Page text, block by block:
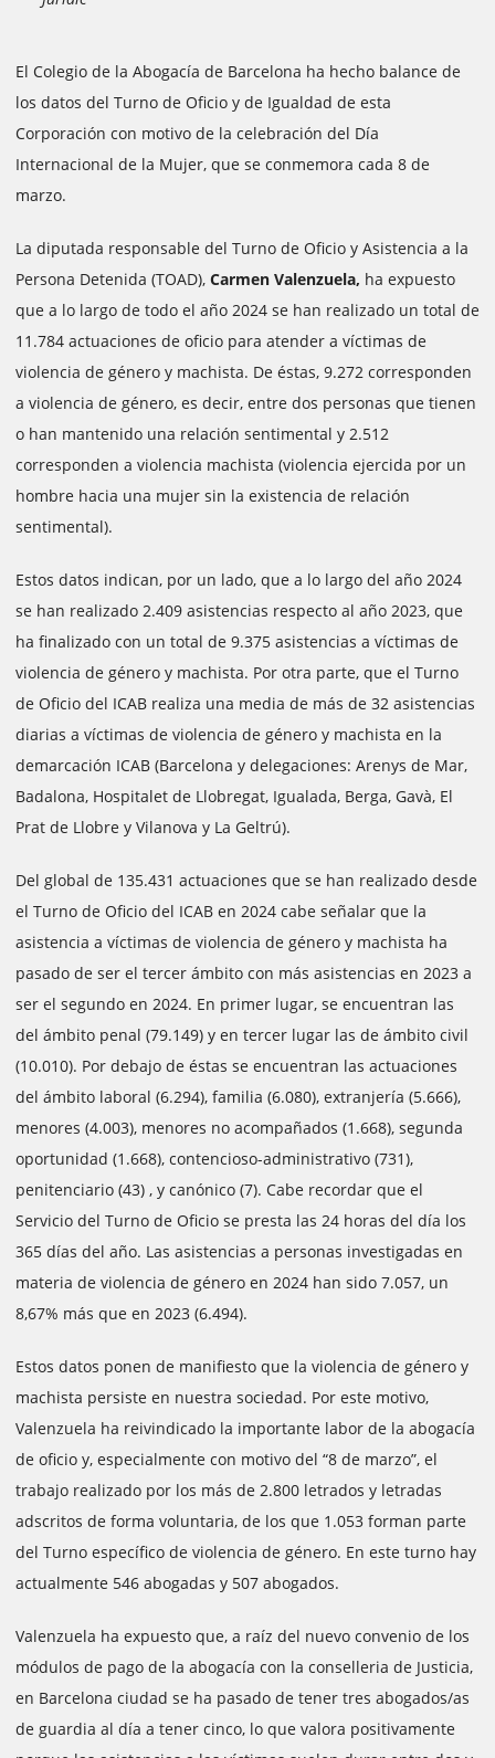
El Colegio de la Abogacía de Barcelona ha hecho balance de
los datos del Turno de Oficio y de Igualdad de esta
Corporación con motivo de la celebración del Día
Internacional de la Mujer, que se conmemora cada 8 de
marzo.
La diputada responsable del Turno de Oficio y Asistencia a la
Persona Detenida (TOAD), Carmen Valenzuela, ha expuesto
que a lo largo de todo el año 2024 se han realizado un total de
11.784 actuaciones de oficio para atender a víctimas de
violencia de género y machista. De éstas, 9.272 corresponden
a violencia de género, es decir, entre dos personas que tienen
o han mantenido una relación sentimental y 2.512
corresponden a violencia machista (violencia ejercida por un
hombre hacia una mujer sin la existencia de relación
sentimental).
Estos datos indican, por un lado, que a lo largo del año 2024
se han realizado 2.409 asistencias respecto al año 2023, que
ha finalizado con un total de 9.375 asistencias a víctimas de
violencia de género y machista. Por otra parte, que el Turno
de Oficio del ICAB realiza una media de más de 32 asistencias
diarias a víctimas de violencia de género y machista en la
demarcación ICAB (Barcelona y delegaciones: Arenys de Mar,
Badalona, ​​Hospitalet de Llobregat, Igualada, Berga, Gavà, El
Prat de Llobre y Vilanova y La Geltrú).
Del global de 135.431 actuaciones que se han realizado desde
el Turno de Oficio del ICAB en 2024 cabe señalar que la
asistencia a víctimas de violencia de género y machista ha
pasado de ser el tercer ámbito con más asistencias en 2023 a
ser el segundo en 2024. En primer lugar, se encuentran las
del ámbito penal (79.149) y en tercer lugar las de ámbito civil
(10.010). Por debajo de éstas se encuentran las actuaciones
del ámbito laboral (6.294), familia (6.080), extranjería (5.666),
menores (4.003), menores no acompañados (1.668), segunda
oportunidad (1.668), contencioso-administrativo (731),
penitenciario (43) , y canónico (7). Cabe recordar que el
Servicio del Turno de Oficio se presta las 24 horas del día los
365 días del año. Las asistencias a personas investigadas en
materia de violencia de género en 2024 han sido 7.057, un
8,67% más que en 2023 (6.494).
Estos datos ponen de manifiesto que la violencia de género y
machista persiste en nuestra sociedad. Por este motivo,
Valenzuela ha reivindicado la importante labor de la abogacía
de oficio y, especialmente con motivo del “8 de marzo”, el
trabajo realizado por los más de 2.800 letrados y letradas
adscritos de forma voluntaria, de los que 1.053 forman parte
del Turno específico de violencia de género. En este turno hay
actualmente 546 abogadas y 507 abogados.
Valenzuela ha expuesto que, a raíz del nuevo convenio de los
módulos de pago de la abogacía con la conselleria de Justicia,
en Barcelona ciudad se ha pasado de tener tres abogados/as
de guardia al día a tener cinco, lo que valora positivamente